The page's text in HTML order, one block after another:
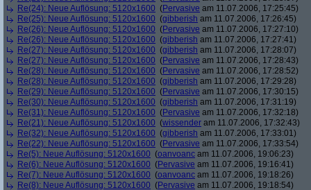
Re(24): Neue Auflösung: 5120x1600 (Pervasive am 11.07.2006, 17:25:45)
Re(25): Neue Auflösung: 5120x1600 (gibberish am 11.07.2006, 17:26:45)
Re(26): Neue Auflösung: 5120x1600 (Pervasive am 11.07.2006, 17:27:10)
Re(26): Neue Auflösung: 5120x1600 (gibberish am 11.07.2006, 17:27:41)
Re(27): Neue Auflösung: 5120x1600 (gibberish am 11.07.2006, 17:28:07)
Re(27): Neue Auflösung: 5120x1600 (Pervasive am 11.07.2006, 17:28:43)
Re(28): Neue Auflösung: 5120x1600 (Pervasive am 11.07.2006, 17:28:52)
Re(28): Neue Auflösung: 5120x1600 (gibberish am 11.07.2006, 17:29:28)
Re(29): Neue Auflösung: 5120x1600 (Pervasive am 11.07.2006, 17:30:15)
Re(30): Neue Auflösung: 5120x1600 (gibberish am 11.07.2006, 17:31:19)
Re(31): Neue Auflösung: 5120x1600 (Pervasive am 11.07.2006, 17:32:18)
Re(21): Neue Auflösung: 5120x1600 (wissender am 11.07.2006, 17:32:43)
Re(32): Neue Auflösung: 5120x1600 (gibberish am 11.07.2006, 17:33:01)
Re(22): Neue Auflösung: 5120x1600 (Pervasive am 11.07.2006, 17:33:54)
Re(5): Neue Auflösung: 5120x1600 (oanvoanc am 11.07.2006, 19:06:23)
Re(6): Neue Auflösung: 5120x1600 (Pervasive am 11.07.2006, 19:16:41)
Re(7): Neue Auflösung: 5120x1600 (oanvoanc am 11.07.2006, 19:18:26)
Re(8): Neue Auflösung: 5120x1600 (Pervasive am 11.07.2006, 19:18:54)